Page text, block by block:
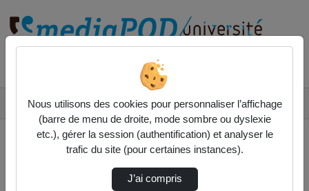
02-Décrire son jeu de données (séminaire aid…
Nous utilisons des cookies pour personnaliser l’affichage
(barre de menu de droite, mode sombre ou dyslexie
etc.), gérer la session (authentification) et analyser le
trafic du site (pour certaines instances).
J’ai compris